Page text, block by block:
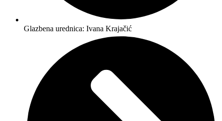
Glazbena urednica: Ivana Krajačić